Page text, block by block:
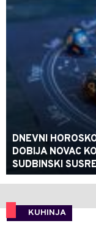
DNEVNI
DOBIJA NOVAC
SUDBINSKI
KUHINJA